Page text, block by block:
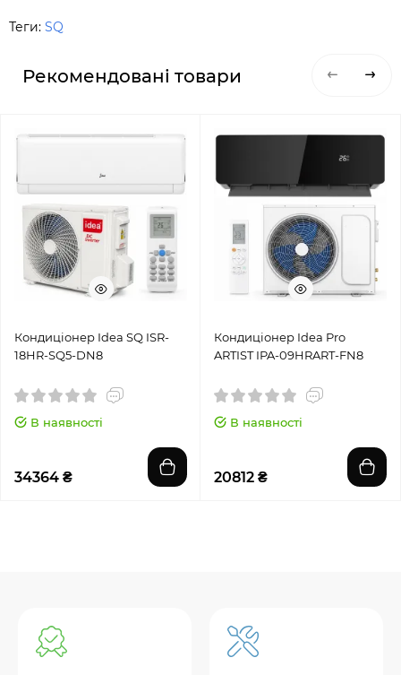
Теги: SQ
Рекомендовані товари
Кондиціонер Idea SQ ISR-
18HR-SQ5-DN8
В наявності
34364 ₴
Кондиціонер Idea Pro
ARTIST IPA-09HRART-FN8
В наявності
20812 ₴